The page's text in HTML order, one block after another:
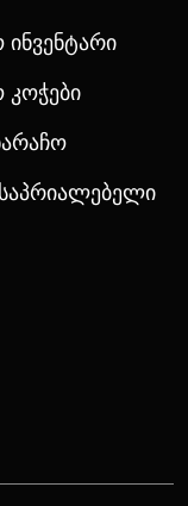
Ინვენტარი
Კოჭები